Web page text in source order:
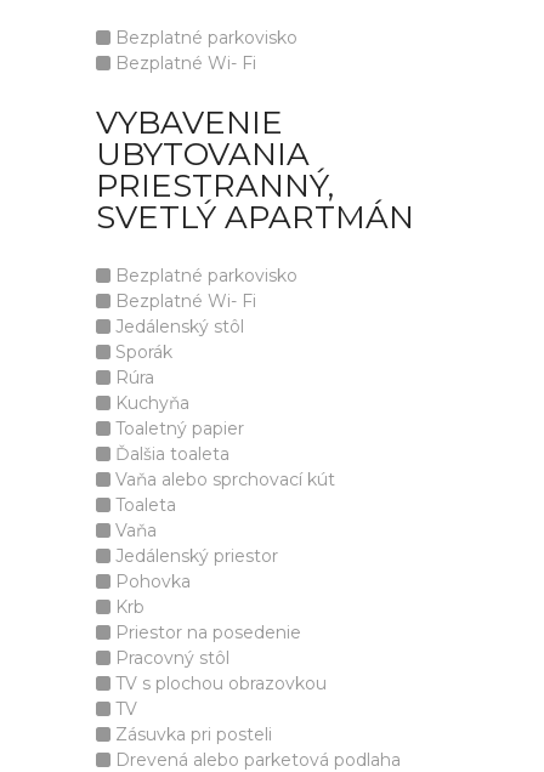
Bezplatné parkovisko
Bezplatné Wi- Fi
VYBAVENIE
UBYTOVANIA
PRIESTRANNÝ,
SVETLÝ APARTMÁN
Bezplatné parkovisko
Bezplatné Wi- Fi
Jedálenský stôl
Sporák
Rúra
Kuchyňa
Toaletný papier
Ďalšia toaleta
Vaňa alebo sprchovací kút
Toaleta
Vaňa
Jedálenský priestor
Pohovka
Krb
Priestor na posedenie
Pracovný stôl
TV s plochou obrazovkou
TV
Zásuvka pri posteli
Drevená alebo parketová podlaha